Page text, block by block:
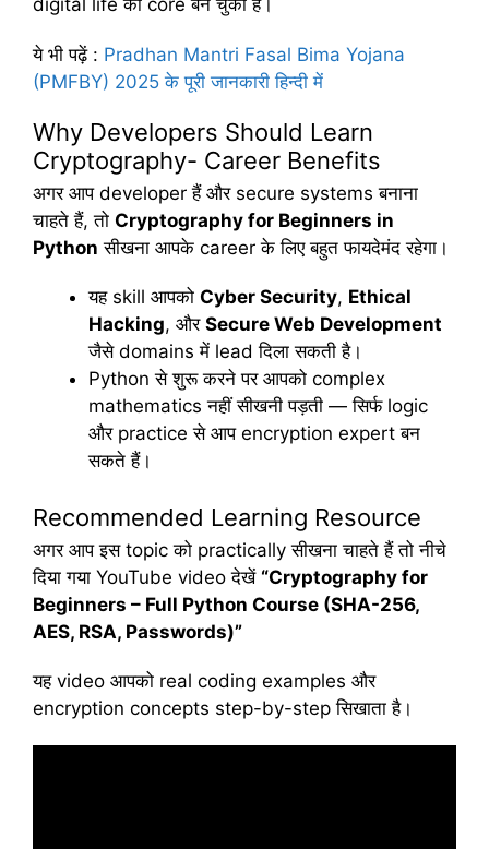
digital life का core बन चुकी है।
ये भी पढ़ें: Pradhan Mantri Fasal Bima Yojana
(PMFBY) 2025 के पूरी जानकारी हिन्दी में
Why Developers Should Learn
Cryptography- Career Benefits
अगर आप developer हैं और secure systems बनाना
चाहते हैं, तो Cryptography for Beginners in
Python सीखना आपके career के लिए बहुत फायदेमंद रहेगा।
यह skill आपको Cyber Security, Ethical
Hacking, और Secure Web Development
जैसे domains में lead दिला सकती है।
Python से शुरू करने पर आपको complex
mathematics नहीं सीखनी पड़ती — सिर्फ logic
और practice से आप encryption expert बन
सकते हैं।
Recommended Learning Resource
अगर आप इस topic को practically सीखना चाहते हैं तो नीचे
दिया गया YouTube video देखें “Cryptography for
Beginners – Full Python Course (SHA-256,
AES, RSA, Passwords)”
यह video आपको real coding examples और
encryption concepts step-by-step सिखाता है।